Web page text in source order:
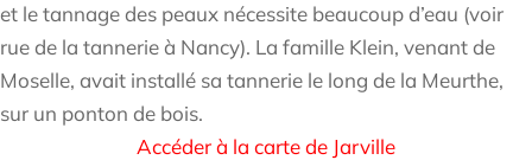
et le tannage des peaux nécessite beaucoup d’eau (voir
rue de la tannerie à Nancy). La famille Klein, venant de
Moselle, avait installé sa tannerie le long de la Meurthe,
sur un ponton de bois.
Accéder à la carte de Jarville